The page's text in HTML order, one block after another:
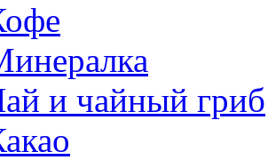
и чайный гриб